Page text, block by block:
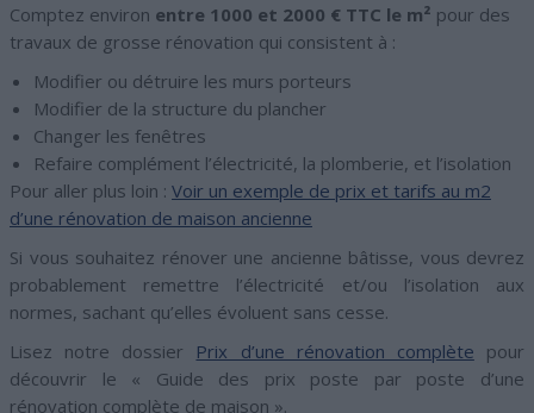
Comptez environ entre 1000 et 2000 € TTC le m² pour des
travaux de grosse rénovation qui consistent à :
Modifier ou détruire les murs porteurs
Modifier de la structure du plancher
Changer les fenêtres
Refaire complément l’électricité, la plomberie, et l’isolation
Pour aller plus loin : Voir un exemple de prix et tarifs au m2
d’une rénovation de maison ancienne
Si vous souhaitez rénover une ancienne bâtisse, vous devrez
probablement remettre l’électricité et/ou l’isolation aux
normes, sachant qu’elles évoluent sans cesse.
Lisez notre dossier Prix d’une rénovation complète pour
découvrir le « Guide des prix poste par poste d’une
rénovation complète de maison ».